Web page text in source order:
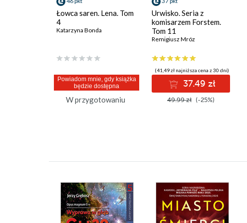
Łowca saren. Lena. Tom
4
Katarzyna Bonda
Powiadom mnie, gdy książka
będzie dostępna
W przygotowaniu
Urwisko. Seria z
komisarzem Forstem.
Tom 11
Remigiusz Mróz
(41,49 zł najniższa cena z 30 dni)
37.49 zł
49.99 zł (-25%)